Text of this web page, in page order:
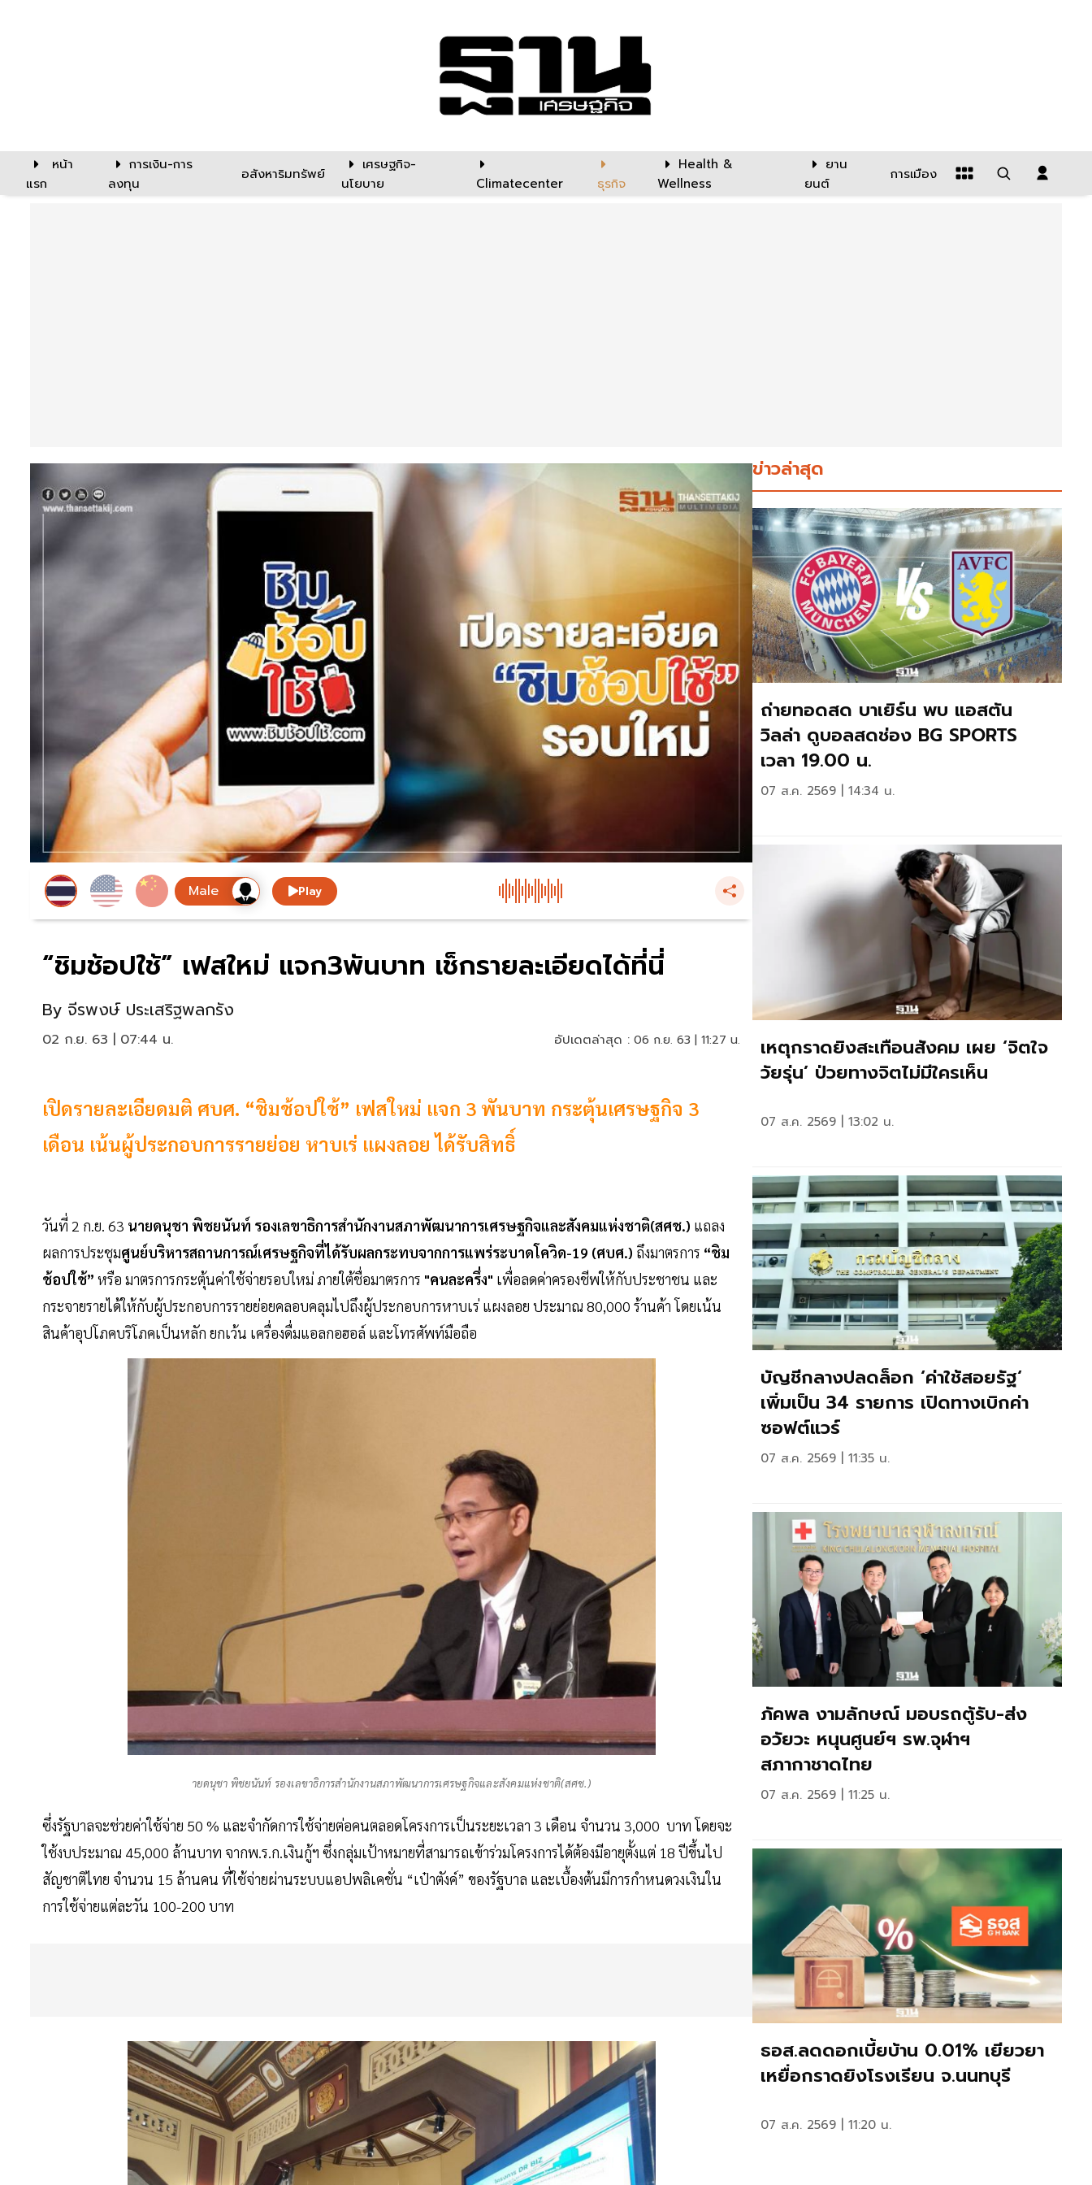
หน้า
แรก
การเงิน-การ
ลงทุน
อสังหาริมทรัพย์
เศรษฐกิจ-
นโยบาย
Climatecenter ธุรกิจ
Health &
Wellness
ยาน
ยนต์
การเมือง
Play
“ชิมช้อปใช้” เฟสใหม่ แจก3พันบาท เช็กรายละเอียดได้ที่นี่
By จีรพงษ์ ประเสริฐพลกรัง
02 ก.ย. 63 | 07:44 น. อัปเดตล่าสุด : 06 ก.ย. 63 | 11:27 น.
เปิดรายละเอียดมติ ศบศ. “ชิมช้อปใช้” เฟสใหม่ แจก 3 พันบาท กระตุ้นเศรษฐกิจ 3
เดือน เน้นผู้ประกอบการรายย่อย หาบเร่ แผงลอย ได้รับสิทธิ์
วันที่ 2 ก.ย. 63 นายดนุชา พิชยนันท์ รองเลขาธิการสำนักงานสภาพัฒนาการเศรษฐกิจและสังคมแห่งชาติ(สศช.) แถลง
ผลการประชุมศูนย์บริหารสถานการณ์เศรษฐกิจที่ได้รับผลกระทบจากการแพร่ระบาดโควิด-19 (ศบศ.) ถึงมาตรการ “ชิม
ช้อปใช้” หรือ มาตรการกระตุ้นค่าใช้จ่ายรอบใหม่ ภายใต้ชื่อมาตรการ "คนละครึ่ง" เพื่อลดค่าครองชีพให้กับประชาชน และ
กระจายรายได้ให้กับผู้ประกอบการรายย่อยคลอบคลุมไปถึงผู้ประกอบการหาบเร่ แผงลอย ประมาณ 80,000 ร้านค้า โดยเน้น
สินค้าอุปโภคบริโภคเป็นหลัก ยกเว้น เครื่องดื่มแอลกอฮอล์ และโทรศัพท์มือถือ
ายดนุชา พิชยนันท์ รองเลขาธิการสำนักงานสภาพัฒนาการเศรษฐกิจและสังคมแห่งชาติ(สศช.)
ซึ่งรัฐบาลจะช่วยค่าใช้จ่าย 50 % และจำกัดการใช้จ่ายต่อคนตลอดโครงการเป็นระยะเวลา 3 เดือน จำนวน 3,000 บาท โดยจะ
ใช้งบประมาณ 45,000 ล้านบาท จากพ.ร.ก.เงินกู้ฯ ซึ่งกลุ่มเป้าหมายที่สามารถเข้าร่วมโครงการได้ต้องมีอายุตั้งแต่ 18 ปีขึ้นไป
สัญชาติไทย จำนวน 15 ล้านคน ที่ใช้จ่ายผ่านระบบแอปพลิเคชั่น “เป๋าตังค์” ของรัฐบาล และเบื้องต้นมีการกำหนดวงเงินใน
การใช้จ่ายแต่ละวัน 100-200 บาท
ข่าวล่าสุด
ถ่ายทอดสด บาเยิร์น พบ แอสตัน
วิลล่า ดูบอลสดช่อง BG SPORTS
เวลา 19.00 น.
07 ส.ค. 2569 | 14:34 น.
เหตุกราดยิงสะเทือนสังคม เผย ‘จิตใจ
วัยรุ่น’ ป่วยทางจิตไม่มีใครเห็น
07 ส.ค. 2569 | 13:02 น.
บัญชีกลางปลดล็อก ‘ค่าใช้สอยรัฐ‘
เพิ่มเป็น 34 รายการ เปิดทางเบิกค่า
ซอฟต์แวร์
07 ส.ค. 2569 | 11:35 น.
ภัคพล งามลักษณ์ มอบรถตู้รับ-ส่ง
อวัยวะ หนุนศูนย์ฯ รพ.จุฬาฯ
สภากาชาดไทย
07 ส.ค. 2569 | 11:25 น.
ธอส.ลดดอกเบี้ยบ้าน 0.01% เยียวยา
เหยื่อกราดยิงโรงเรียน จ.นนทบุรี
07 ส.ค. 2569 | 11:20 น.